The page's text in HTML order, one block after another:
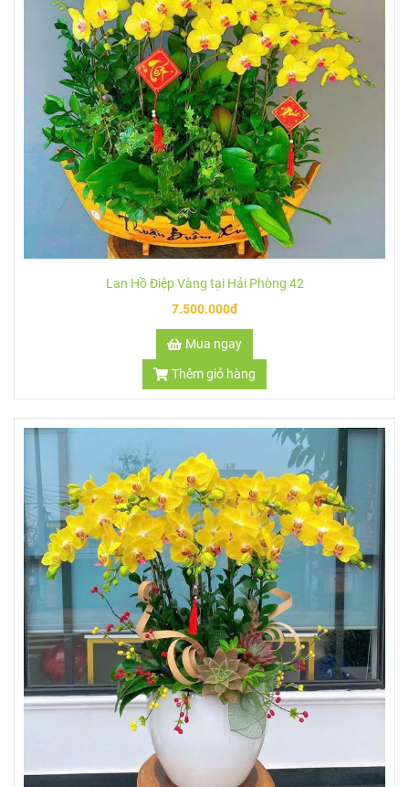
Ngoài ra, lan hồ điệp màu vàng còn tượng trưng cho lòng
nhân hậu, trí tuệ, thể hiện tính tình ôn hòa, yêu thương mọi
người và muốn trở thành người có ích trong xã hội. Đồng thời
còn giúp mang lại tinh thần phấn chấn và mong muốn người
nhận có những kết quả tốt đẹp.
Theo phong thủy, ở một số quốc gia có nền văn hóa cổ xưa,
màu vàng luôn được coi trọng vì nó là màu của sức mạnh,
sức mạnh và duy trì sự sống. Căn phòng nếu được trang trí
bằng một chậu lan hồ điệp màu vàng sẽ mang đến không khí
vui tươi, tràn ngập niềm vui của ánh nắng mặt trời.
Chậu hồ điệp vàng mang theo nắng xuân trang trí cho ngôi
nhà của bạn thêm quyến rũ. Màu vàng quyến rũ như sưởi ấm
Màu vàng của cánh lan cũng mang lại không khí ấm cúng,
hạnh phúc cho gia đình bạn. Đó sẽ là món quà ý nghĩa để
tặng bạn bè, người thân của bạn.
liên hệ với Hoa Lan Hải Phòng.
Lan Hồ Điệp Vàng tại Hải Phòng 42
7.500.000đ
Mua ngay
Thêm giỏ hàng